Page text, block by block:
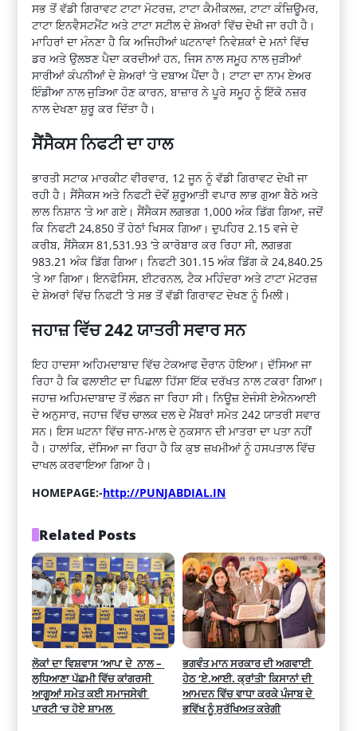
ਸਭ ਤੋਂ ਵੱਡੀ ਗਿਰਾਵਟ ਟਾਟਾ ਮੋਟਰਜ਼, ਟਾਟਾ ਕੈਮੀਕਲਜ਼, ਟਾਟਾ ਕੰਜ਼ਿਊਮਰ,
ਟਾਟਾ ਇਨਵੈਸਟਮੈਂਟ ਅਤੇ ਟਾਟਾ ਸਟੀਲ ਦੇ ਸ਼ੇਅਰਾਂ ਵਿੱਚ ਦੇਖੀ ਜਾ ਰਹੀ ਹੈ।
ਮਾਹਿਰਾਂ ਦਾ ਮੰਨਣਾ ਹੈ ਕਿ ਅਜਿਹੀਆਂ ਘਟਨਾਵਾਂ ਨਿਵੇਸ਼ਕਾਂ ਦੇ ਮਨਾਂ ਵਿੱਚ
ਡਰ ਅਤੇ ਉਲਝਣ ਪੈਦਾ ਕਰਦੀਆਂ ਹਨ, ਜਿਸ ਨਾਲ ਸਮੂਹ ਨਾਲ ਜੁੜੀਆਂ
ਸਾਰੀਆਂ ਕੰਪਨੀਆਂ ਦੇ ਸ਼ੇਅਰਾਂ ‘ਤੇ ਦਬਾਅ ਪੈਂਦਾ ਹੈ। ਟਾਟਾ ਦਾ ਨਾਮ ਏਅਰ
ਇੰਡੀਆ ਨਾਲ ਜੁੜਿਆ ਹੋਣ ਕਾਰਨ, ਬਾਜ਼ਾਰ ਨੇ ਪੂਰੇ ਸਮੂਹ ਨੂੰ ਇੱਕੋ ਨਜ਼ਰ
ਨਾਲ ਦੇਖਣਾ ਸ਼ੁਰੂ ਕਰ ਦਿੱਤਾ ਹੈ।
ਸੈਂਸੈਕਸ ਨਿਫਟੀ ਦਾ ਹਾਲ
ਭਾਰਤੀ ਸਟਾਕ ਮਾਰਕੀਟ ਵੀਰਵਾਰ, 12 ਜੂਨ ਨੂੰ ਵੱਡੀ ਗਿਰਾਵਟ ਦੇਖੀ ਜਾ
ਰਹੀ ਹੈ। ਸੈਂਸੈਕਸ ਅਤੇ ਨਿਫਟੀ ਦੋਵੇਂ ਸ਼ੁਰੂਆਤੀ ਵਪਾਰ ਲਾਭ ਗੁਆ ਬੈਠੇ ਅਤੇ
ਲਾਲ ਨਿਸ਼ਾਨ ‘ਤੇ ਆ ਗਏ। ਸੈਂਸੈਕਸ ਲਗਭਗ 1,000 ਅੰਕ ਡਿੱਗ ਗਿਆ, ਜਦੋਂ
ਕਿ ਨਿਫਟੀ 24,850 ਤੋਂ ਹੇਠਾਂ ਖਿਸਕ ਗਿਆ। ਦੁਪਹਿਰ 2.15 ਵਜੇ ਦੇ
ਕਰੀਬ, ਸੈਂਸੈਕਸ 81,531.93 ‘ਤੇ ਕਾਰੋਬਾਰ ਕਰ ਰਿਹਾ ਸੀ, ਲਗਭਗ
983.21 ਅੰਕ ਡਿੱਗ ਗਿਆ। ਨਿਫਟੀ 301.15 ਅੰਕ ਡਿੱਗ ਕੇ 24,840.25
‘ਤੇ ਆ ਗਿਆ। ਇਨਫੋਸਿਸ, ਈਟਰਨਲ, ਟੈਕ ਮਹਿੰਦਰਾ ਅਤੇ ਟਾਟਾ ਮੋਟਰਜ਼
ਦੇ ਸ਼ੇਅਰਾਂ ਵਿੱਚ ਨਿਫਟੀ ‘ਤੇ ਸਭ ਤੋਂ ਵੱਡੀ ਗਿਰਾਵਟ ਦੇਖਣ ਨੂੰ ਮਿਲੀ।
ਜਹਾਜ਼ ਵਿੱਚ 242 ਯਾਤਰੀ ਸਵਾਰ ਸਨ
ਇਹ ਹਾਦਸਾ ਅਹਿਮਦਾਬਾਦ ਵਿੱਚ ਟੇਕਆਫ ਦੌਰਾਨ ਹੋਇਆ। ਦੱਸਿਆ ਜਾ
ਰਿਹਾ ਹੈ ਕਿ ਫਲਾਈਟ ਦਾ ਪਿਛਲਾ ਹਿੱਸਾ ਇੱਕ ਦਰੱਖਤ ਨਾਲ ਟਕਰਾ ਗਿਆ।
ਜਹਾਜ਼ ਅਹਿਮਦਾਬਾਦ ਤੋਂ ਲੰਡਨ ਜਾ ਰਿਹਾ ਸੀ। ਨਿਊਜ਼ ਏਜੰਸੀ ਏਐਨਆਈ
ਦੇ ਅਨੁਸਾਰ, ਜਹਾਜ਼ ਵਿੱਚ ਚਾਲਕ ਦਲ ਦੇ ਮੈਂਬਰਾਂ ਸਮੇਤ 242 ਯਾਤਰੀ ਸਵਾਰ
ਸਨ। ਇਸ ਘਟਨਾ ਵਿੱਚ ਜਾਨ-ਮਾਲ ਦੇ ਨੁਕਸਾਨ ਦੀ ਮਾਤਰਾ ਦਾ ਪਤਾ ਨਹੀਂ
ਹੈ। ਹਾਲਾਂਕਿ, ਦੱਸਿਆ ਜਾ ਰਿਹਾ ਹੈ ਕਿ ਕੁਝ ਜ਼ਖਮੀਆਂ ਨੂੰ ਹਸਪਤਾਲ ਵਿੱਚ
ਦਾਖਲ ਕਰਵਾਇਆ ਗਿਆ ਹੈ।
HOMEPAGE:-http://PUNJABDIAL.IN
Related Posts
ਲੋਕਾਂ ਦਾ ਵਿਸ਼ਵਾਸ ‘ਆਪ’ ਦੇ  ਨਾਲ –
ਲੁਧਿਆਣਾ ਪੱਛਮੀ ਵਿੱਚ ਕਾਂਗਰਸੀ
ਆਗੂਆਂ ਸਮੇਤ ਕਈ ਸਮਾਜਸੇਵੀ
ਪਾਰਟੀ ‘ਚ ਹੋਏ ਸ਼ਾਮਲ
ਭਗਵੰਤ ਮਾਨ ਸਰਕਾਰ ਦੀ ਅਗਵਾਈ
ਹੇਠ ‘ਏ.ਆਈ. ਕ੍ਰਾਂਤੀ’ ਕਿਸਾਨਾਂ ਦੀ
ਆਮਦਨ ਵਿੱਚ ਵਾਧਾ ਕਰਕੇ ਪੰਜਾਬ ਦੇ
ਭਵਿੱਖ ਨੂੰ ਸੁਰੱਖਿਅਤ ਕਰੇਗੀ